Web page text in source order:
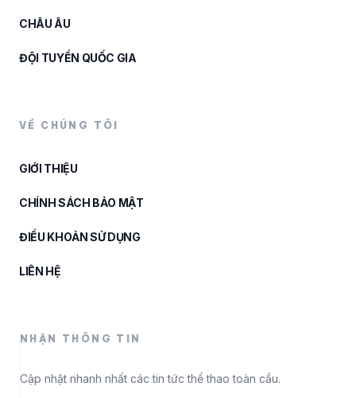
CHÂU ÂU
ĐỘI TUYỂN QUỐC GIA
VỀ CHÚNG TÔI
GIỚI THIỆU
CHÍNH SÁCH BẢO MẬT
ĐIỀU KHOẢN SỬ DỤNG
LIÊN HỆ
NHẬN THÔNG TIN
Cập nhật nhanh nhất các tin tức thể thao toàn cầu.